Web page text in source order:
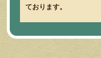
ております。